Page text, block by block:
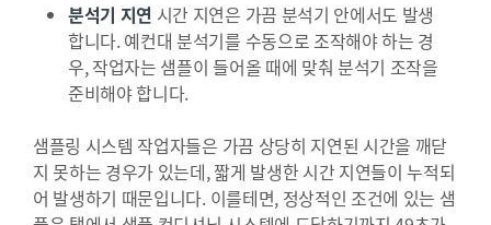
분석기 지연 시간 지연은 가끔 분석기 안에서도 발생
합니다. 예컨대 분석기를 수동으로 조작해야 하는 경
우, 작업자는 샘플이 들어올 때에 맞춰 분석기 조작을
준비해야 합니다.
샘플링 시스템 작업자들은 가끔 상당히 지연된 시간을 깨닫
지 못하는 경우가 있는데, 짧게 발생한 시간 지연들이 누적되
어 발생하기 때문입니다. 이를테면, 정상적인 조건에 있는 샘